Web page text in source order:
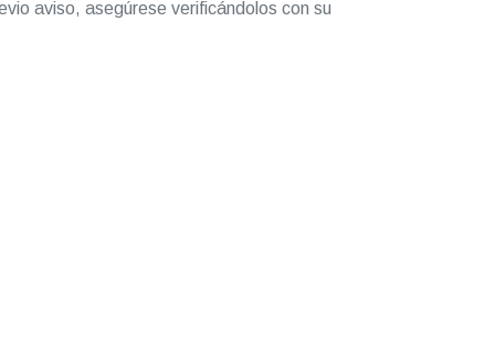
aviso, asegúrese verificándolos con su